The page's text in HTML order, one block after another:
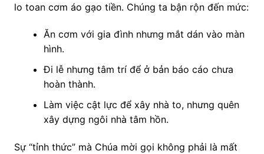
lo toan cơm áo gạo tiền. Chúng ta bận rộn đến mức:
Ăn cơm với gia đình nhưng mắt dán vào màn
hình.
Đi lễ nhưng tâm trí để ở bản báo cáo chưa
hoàn thành.
Làm việc cật lực để xây nhà to, nhưng quên
xây dựng ngôi nhà tâm hồn.
Sự “tỉnh thức” mà Chúa mời gọi không phải là mất